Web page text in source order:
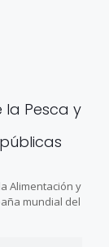
la Pesca y
Alimentación y
mundial del